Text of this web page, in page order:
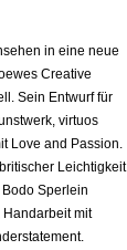
in eine neue
Creative
Sein Entwurf für
virtuos
Love and Passion.
Leichtigkeit
Sperlein
Handarbeit mit